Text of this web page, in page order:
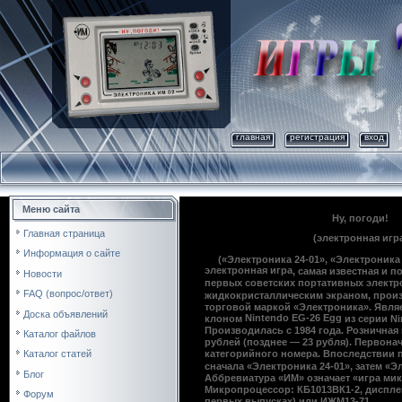
главная регистрация вход
Меню сайта
Главная страница
Информация о сайте
Новости
FAQ (вопрос/ответ)
Доска объявлений
Каталог файлов
Каталог статей
Блог
Форум
Ну, погоди!
(электронная
(«Электроника 24-01»,
электронная игра, самая известная и
первых советских портативных
жидкокристаллическим экраном,
торговой маркой «Электроника».
клоном Nintendo EG-26 Egg из серии
Производилась с 1984 года. Розничная
рублей (позднее — 23 рубля).
категорийного номера. Впоследствии
сначала «Электроника 24-01», затем
Аббревиатура «ИМ» означает «игра
Микропроцессор: КБ1013ВК1-2,